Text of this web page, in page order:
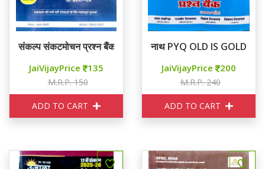
संकल्प संकटमोचन प्रश्न बैंक राजस्थान
JaiVijayPrice 135
M.R.P. 150
ADD TO CART
नाथ PYQ OLD IS GOLD
JaiVijayPrice 200
M.R.P. 240
ADD TO CART